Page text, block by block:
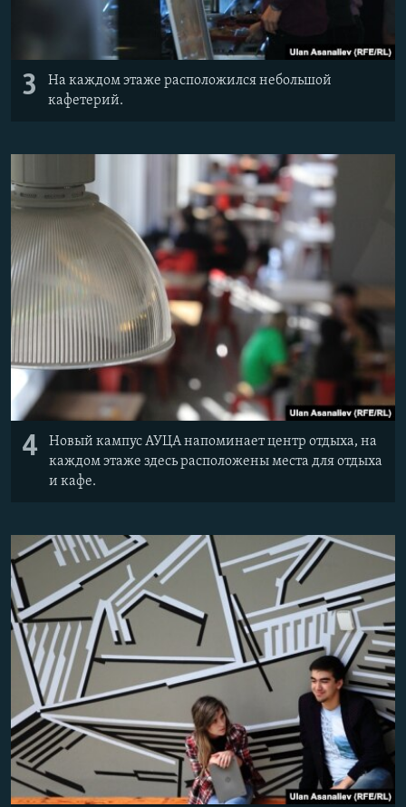
3
На каждом этаже расположился небольшой
кафетерий.
4
Новый кампус АУЦА напоминает центр отдыха, на
каждом этаже здесь расположены места для отдыха
и кафе.